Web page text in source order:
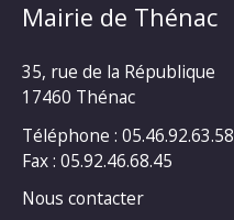
Mairie de Thénac
35, rue de la République
17460 Thénac
Téléphone : 05.46.92.63.58
Fax : 05.92.46.68.45
Nous contacter